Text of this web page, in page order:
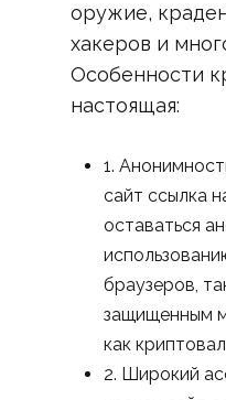
оружие,
хакеров и
Особенности
настоящая:
1.
сайт ссылка
оставаться
браузеров,
защищенным
как
2. Широкий